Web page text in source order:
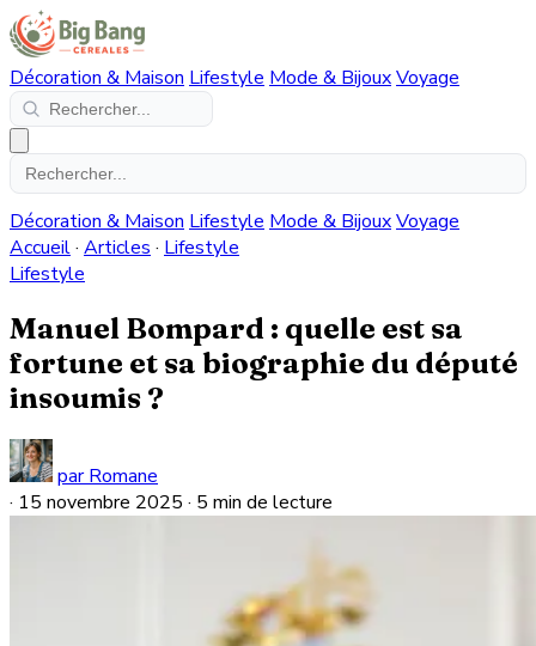
Décoration & Maison Lifestyle Mode & BijouxVoyage
Décoration & Maison Lifestyle Mode & BijouxVoyage
Accueil· Articles · Lifestyle
Lifestyle
Manuel Bompard : quelle est sa
fortune et sa biographie du député
insoumis ?
par Romane
· 15 novembre 2025 · 5 min de lecture